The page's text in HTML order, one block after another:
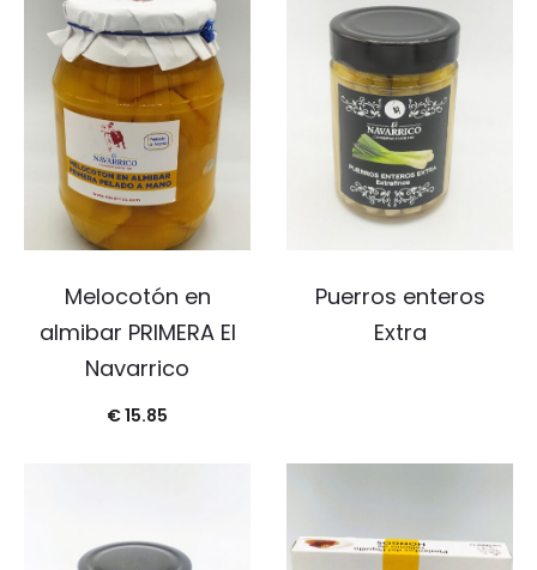
Melocotón en
almibar PRIMERA El
Navarrico
€15.85
Puerros enteros
Extra